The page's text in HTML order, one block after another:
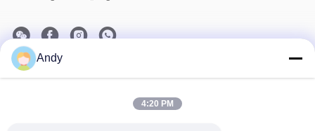
Onze Nieuwsbrief
Abonneer u op onze nieuwsbrief voor kortingen en meer.
Andy
4:20 PM